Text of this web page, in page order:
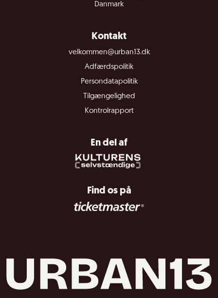
Danmark
Kontakt
velkommen@urban13.dk
Adfærdspolitik
Persondatapolitik
Tilgængelighed
Kontrolrapport
En del af
Find os på